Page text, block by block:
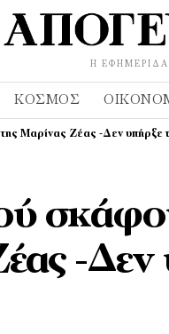
Η
ΚΌΣΜΟΣ
Μαρίνας Ζέας -Δεν υπήρξε
-Δεν